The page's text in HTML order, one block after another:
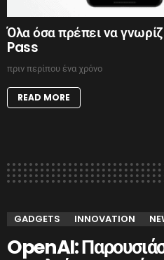
Όλα όσα πρέπει να
Pass
πριν περίπου ένα χρόνο
READ MORE
GADGETS INNOVATION
OpenAI: